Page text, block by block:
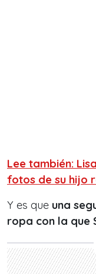
Lee también:
fotos de su hijo
Y es que una
ropa con la que